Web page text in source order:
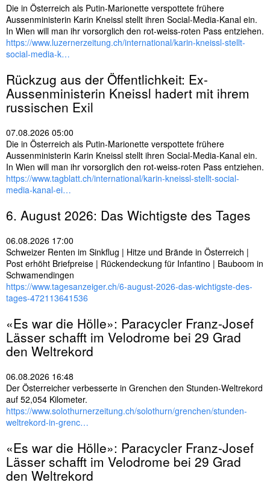
Die in Österreich als Putin-Marionette verspottete frühere
Aussenministerin Karin Kneissl stellt ihren Social-Media-Kanal ein.
In Wien will man ihr vorsorglich den rot-weiss-roten Pass entziehen.
https://www.luzernerzeitung.ch/international/karin-kneissl-stellt-
social-media-k…
Rückzug aus der Öffentlichkeit: Ex-
Aussenministerin Kneissl hadert mit ihrem
russischen Exil
07.08.2026 05:00
Die in Österreich als Putin-Marionette verspottete frühere
Aussenministerin Karin Kneissl stellt ihren Social-Media-Kanal ein.
In Wien will man ihr vorsorglich den rot-weiss-roten Pass entziehen.
https://www.tagblatt.ch/international/karin-kneissl-stellt-social-
media-kanal-ei…
6. August 2026: Das Wichtigste des Tages
06.08.2026 17:00
Schweizer Renten im Sinkflug | Hitze und Brände in Österreich |
Post erhöht Briefpreise | Rückendeckung für Infantino | Bauboom in
Schwamendingen
https://www.tagesanzeiger.ch/6-august-2026-das-wichtigste-des-
tages-472113641536
«Es war die Hölle»: Paracycler Franz-Josef
Lässer schafft im Velodrome bei 29 Grad
den Weltrekord
06.08.2026 16:48
Der Österreicher verbesserte in Grenchen den Stunden-Weltrekord
auf 52,054 Kilometer.
https://www.solothurnerzeitung.ch/solothurn/grenchen/stunden-
weltrekord-in-grenc…
«Es war die Hölle»: Paracycler Franz-Josef
Lässer schafft im Velodrome bei 29 Grad
den Weltrekord